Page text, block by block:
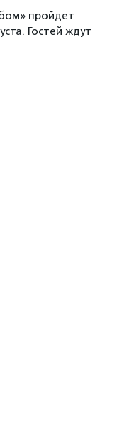
пройдет
Гостей ждут